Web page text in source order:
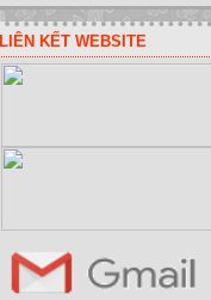
LIÊN KẾT WEBSITE